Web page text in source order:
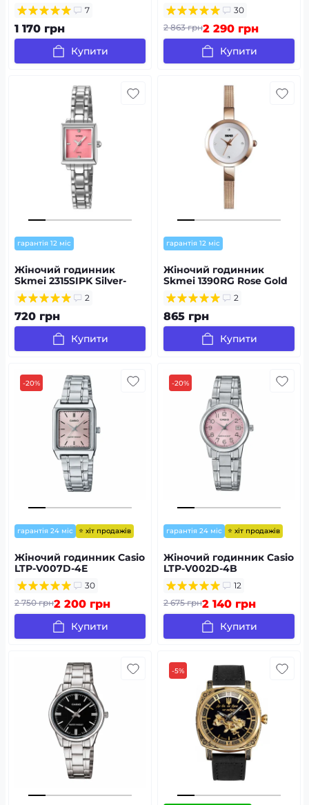
7
1 170 грн
Купити
30
2 863 грн2 290 грн
Купити
гарантія 12 міс
Жіночий годинник
Skmei 2315SIPK Silver-
Pink
2
720 грн
Купити
гарантія 12 міс
Жіночий годинник
Skmei 1390RG Rose Gold
2
865 грн
Купити
-20%
гарантія 24 міс ⭐ хіт продажів
Жіночий годинник Casio
LTP-V007D-4E
30
2 750 грн2 200 грн
Купити
-20%
гарантія 24 міс ⭐ хіт продажів
Жіночий годинник Casio
LTP-V002D-4B
12
2 675 грн2 140 грн
Купити
-5%